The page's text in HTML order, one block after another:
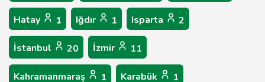
Hatay 1 Iğdır 1 Isparta 2
İstanbul 20 İzmir 11
Kahramanmaraş 1 Karabük 1